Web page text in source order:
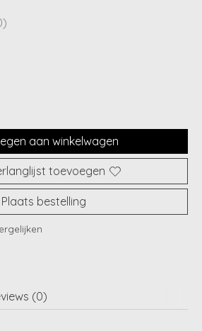
dit product is
aan winkelwagen
toevoegen
Plaats bestelling
(0)